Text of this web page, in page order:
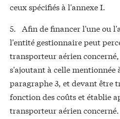
ceux spécifiés à l'annexe I.
5. Afin de financer l'une ou
l'entité gestionnaire peut
transporteur aérien
s'ajoutant à celle mentionnée
paragraphe 3, et devant être
fonction des coûts et établie
transporteur aérien concerné.